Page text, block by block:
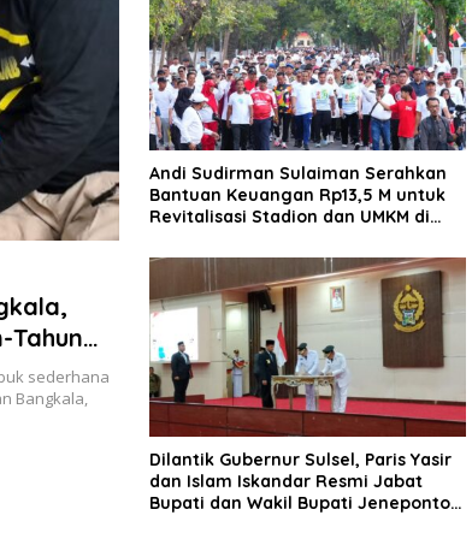
Tahun
sederhana
Bangkala,
Andi Sudirman Sulaiman Serahkan
Bantuan Keuangan Rp13,5 M untuk
Revitalisasi Stadion dan UMKM di
Dilantik Gubernur Sulsel, Paris Yasir
dan Islam Iskandar Resmi Jabat
Bupati dan Wakil Bupati Jeneponto